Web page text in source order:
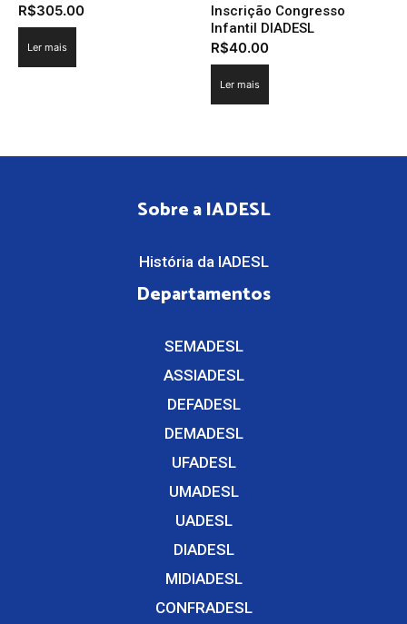
R$305.00
Ler mais
Inscrição Congresso
Infantil DIADESL
R$40.00
Ler mais
Sobre a IADESL
História da IADESL
Departamentos
SEMADESL
ASSIADESL
DEFADESL
DEMADESL
UFADESL
UMADESL
UADESL
DIADESL
MIDIADESL
CONFRADESL